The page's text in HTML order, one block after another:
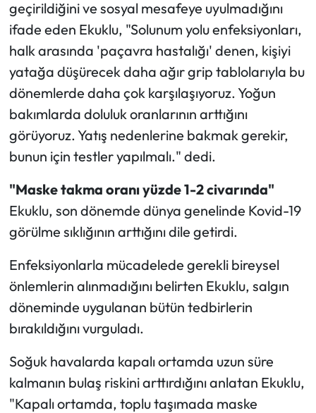
geçirildiğini ve sosyal mesafeye uyulmadığını
ifade eden Ekuklu, "Solunum yolu enfeksiyonları,
halk arasında 'paçavra hastalığı' denen, kişiyi
yatağa düşürecek daha ağır grip tablolarıyla bu
dönemlerde daha çok karşılaşıyoruz. Yoğun
bakımlarda doluluk oranlarının arttığını
görüyoruz. Yatış nedenlerine bakmak gerekir,
bunun için testler yapılmalı." dedi.
"Maske takma oranı yüzde 1-2 civarında"
Ekuklu, son dönemde dünya genelinde Kovid-19
görülme sıklığının arttığını dile getirdi.
Enfeksiyonlarla mücadelede gerekli bireysel
önlemlerin alınmadığını belirten Ekuklu, salgın
döneminde uygulanan bütün tedbirlerin
bırakıldığını vurguladı.
Soğuk havalarda kapalı ortamda uzun süre
kalmanın bulaş riskini arttırdığını anlatan Ekuklu,
"Kapalı ortamda, toplu taşımada maske